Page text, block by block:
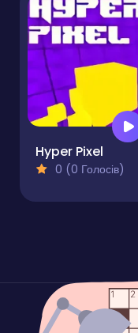
Hyper Pixel
0 (0 Голосів)